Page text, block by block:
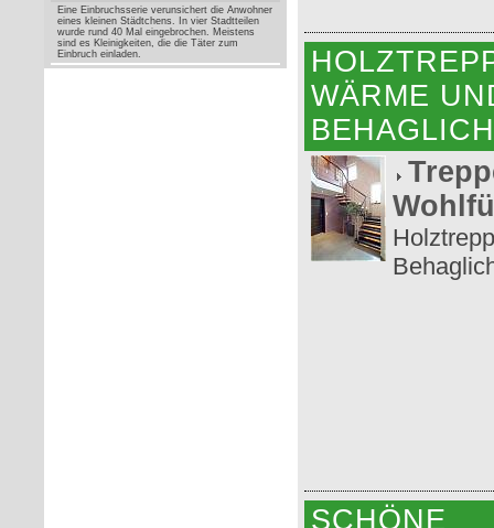
Eine Einbruchsserie verunsichert die Anwohner
eines kleinen Städtchens. In vier Stadtteilen
wurde rund 40 Mal eingebrochen. Meistens
sind es Kleinigkeiten, die die Täter zum
Einbruch einladen.
WÄRME
SCHÖNE